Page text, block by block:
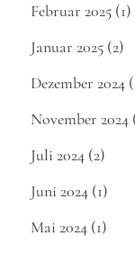
Februar 2025 (1)
Januar 2025 (2)
Dezember 2024
November 2024
Juli 2024 (2)
Juni 2024 (1)
Mai 2024 (1)